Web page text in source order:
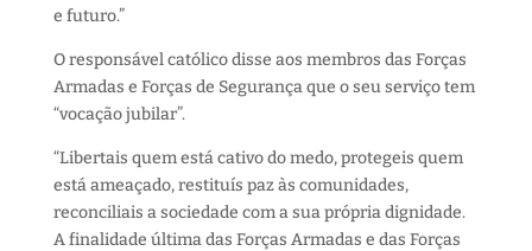
e futuro.”
O responsável católico disse aos membros das Forças
Armadas e Forças de Segurança que o seu serviço tem
“vocação jubilar”.
“Libertais quem está cativo do medo, protegeis quem
está ameaçado, restituís paz às comunidades,
reconciliais a sociedade com a sua própria dignidade.
A finalidade última das Forças Armadas e das Forças